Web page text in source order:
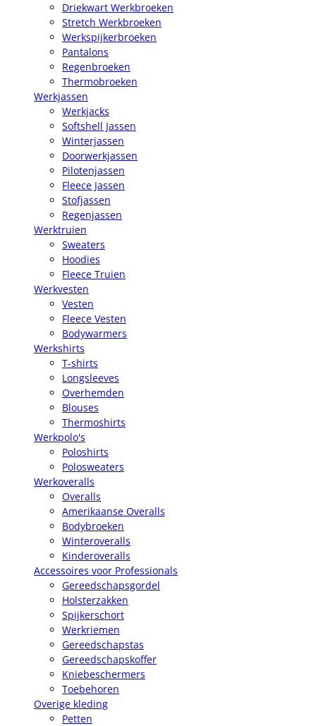
Driekwart Werkbroeken
Stretch Werkbroeken
Werkspijkerbroeken
Pantalons
Regenbroeken
Thermobroeken
Werkjassen
Werkjacks
Softshell Jassen
Winterjassen
Doorwerkjassen
Pilotenjassen
Fleece Jassen
Stofjassen
Regenjassen
Werktruien
Sweaters
Hoodies
Fleece Truien
Werkvesten
Vesten
Fleece Vesten
Bodywarmers
Werkshirts
T-shirts
Longsleeves
Overhemden
Blouses
Thermoshirts
Werkpolo's
Poloshirts
Polosweaters
Werkoveralls
Overalls
Amerikaanse Overalls
Bodybroeken
Winteroveralls
Kinderoveralls
Accessoires voor Professionals
Gereedschapsgordel
Holsterzakken
Spijkerschort
Werkriemen
Gereedschapstas
Gereedschapskoffer
Kniebeschermers
Toebehoren
Overige kleding
Petten